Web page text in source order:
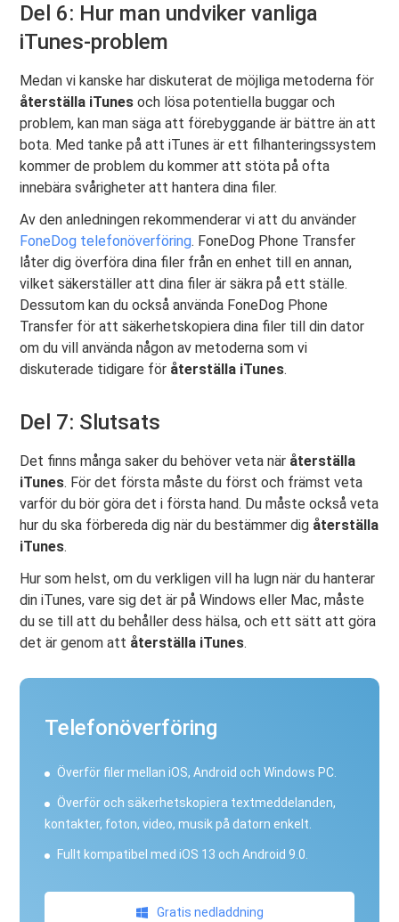
Del 6: Hur man undviker vanliga
iTunes-problem
Medan vi kanske har diskuterat de möjliga metoderna för
återställa iTunesoch lösa potentiella buggar och
problem, kan man säga att förebyggande är bättre än att
bota. Med tanke på att iTunes är ett filhanteringssystem
kommer de problem du kommer att stöta på ofta
innebära svårigheter att hantera dina filer.
Av den anledningen rekommenderar vi att du använder
FoneDog telefonöverföring. FoneDog Phone Transfer
låter dig överföra dina filer från en enhet till en annan,
vilket säkerställer att dina filer är säkra på ett ställe.
Dessutom kan du också använda FoneDog Phone
Transfer för att säkerhetskopiera dina filer till din dator
om du vill använda någon av metoderna som vi
diskuterade tidigare för återställa iTunes.
Del 7: Slutsats
Det finns många saker du behöver veta när återställa
iTunes. För det första måste du först och främst veta
varför du bör göra det i första hand. Du måste också veta
hur du ska förbereda dig när du bestämmer dig återställa
iTunes.
Hur som helst, om du verkligen vill ha lugn när du hanterar
din iTunes, vare sig det är på Windows eller Mac, måste
du se till att du behåller dess hälsa, och ett sätt att göra
det är genom att återställa iTunes.
Telefonöverföring
Överför filer mellan iOS, Android och Windows PC.
Överför och säkerhetskopiera textmeddelanden,
kontakter, foton, video, musik på datorn enkelt.
Fullt kompatibel med iOS 13 och Android 9.0.
Gratis nedladdning